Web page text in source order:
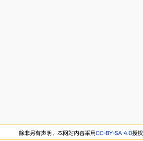
除非另有声明，本网站内容采用CC-BY-SA 4.0授权